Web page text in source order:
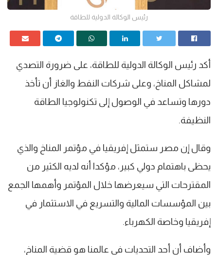
رئيس الوكالة الدولية للطاقة
أكد رئيس الوكالة الدولية للطاقة، على ضرورة التصدي
لمشاكل المناخ، وعلى شركات النفط والغاز أن تأخذ
دورها وتساعد في الوصول إلى تكنولوجيا الطاقة
النظيفة.
وقال إن مصر ستمثل إفريقيا في مؤتمر المناخ والذي
يحظى باهتمام دولي كبير، مؤكدا أنه لديه الكثير من
المقترحات التي سيعرضها خلال المؤتمر وأهمها الجمع
بين المؤسسات المالية والتسريع في الاستثمار في
إفريقيا وخاصة الكهرباء.
وأضاف أن أحد التحديات في عالمنا هو قضية المناخ،